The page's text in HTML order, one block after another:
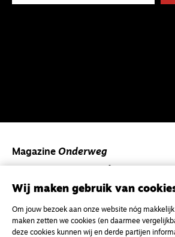
Magazine Onderweg
en gesprek voor christenen
voor de Nederlandse Gereformeerde
Magazine Onderweg
Wij maken gebruik van
Om jouw bezoek aan onze website nóg
maken zetten we cookies (en daarmee
deze cookies kunnen wij en derde partijen